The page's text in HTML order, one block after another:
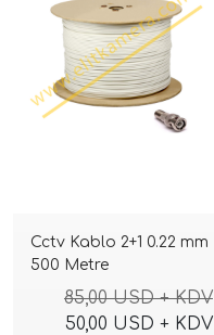
Cctv Kablo 2+1 0.22 mm
500 Metre
85,00 USD + KDV
50,00 USD + KDV